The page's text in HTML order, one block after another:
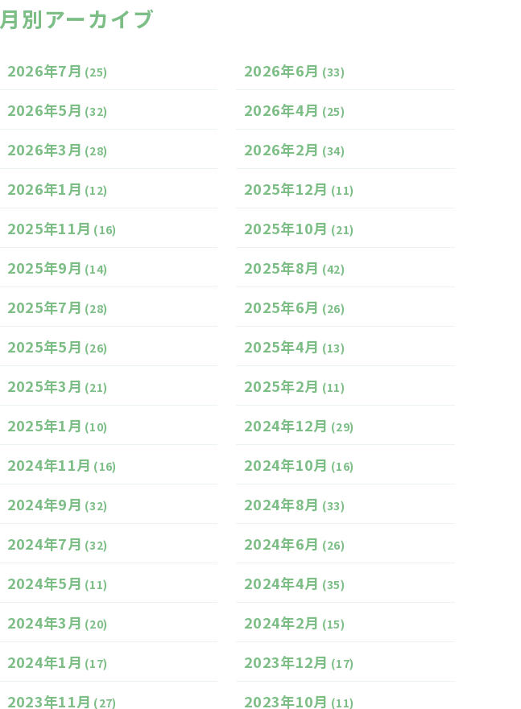
月別アーカイブ
2026年7月 (25) 2026年6月 (33)
2026年5月 (32) 2026年4月 (25)
2026年3月 (28) 2026年2月 (34)
2026年1月 (12) 2025年12月 (11)
2025年11月 (16) 2025年10月 (21)
2025年9月 (14) 2025年8月 (42)
2025年7月 (28) 2025年6月 (26)
2025年5月 (26) 2025年4月 (13)
2025年3月 (21) 2025年2月 (11)
2025年1月 (10) 2024年12月 (29)
2024年11月 (16) 2024年10月 (16)
2024年9月 (32) 2024年8月 (33)
2024年7月 (32) 2024年6月 (26)
2024年5月 (11) 2024年4月 (35)
2024年3月 (20) 2024年2月 (15)
2024年1月 (17) 2023年12月 (17)
2023年11月 (27) 2023年10月 (11)